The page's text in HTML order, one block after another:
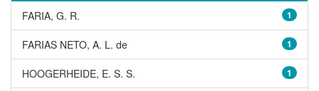
1
FARIA, G. R.
1
FARIAS NETO, A. L. de
1
HOOGERHEIDE, E. S. S.